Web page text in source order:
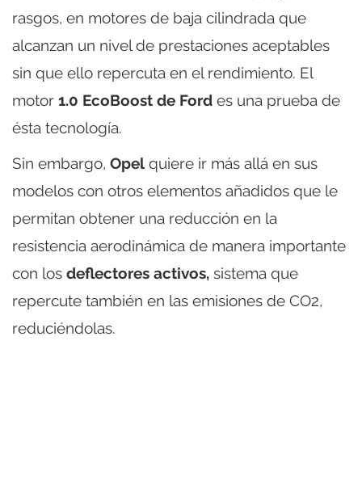
rasgos, en motores de baja cilindrada que
alcanzan un nivel de prestaciones aceptables
sin que ello repercuta en el rendimiento. El
motor 1.0 EcoBoost de Ford es una prueba de
ésta tecnología.
Sin embargo, Opel quiere ir más allá en sus
modelos con otros elementos añadidos que le
permitan obtener una reducción en la
resistencia aerodinámica de manera importante
con los deflectores activos, sistema que
repercute también en las emisiones de CO2,
reduciéndolas.